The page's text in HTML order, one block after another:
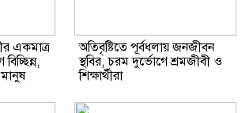
একমাত্র
অতিবৃষ্টিতে পূর্বধলায় জনজীবন
স্থবির, চরম দুর্ভোগে শ্রমজীবী ও
শিক্ষার্থীরা